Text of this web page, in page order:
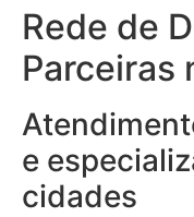
Rede de
Parceiras
e
cidades